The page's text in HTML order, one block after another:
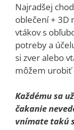
Najradšej
oblečení + 3D
vtákov s
potreby a
si zver alebo
môžem urobiť
Každému sa
čakanie
vnímate takú